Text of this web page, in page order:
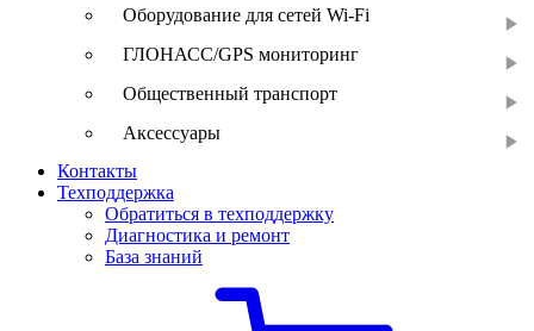
Оборудование для сетей Wi-Fi
ГЛОНАСС/GPS мониторинг
Общественный транспорт
Аксессуары
Контакты
Техподдержка
Обратиться в техподдержку
Диагностика и ремонт
База знаний